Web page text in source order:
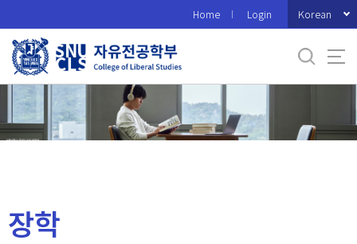
로
메
Home Login Korean
장학